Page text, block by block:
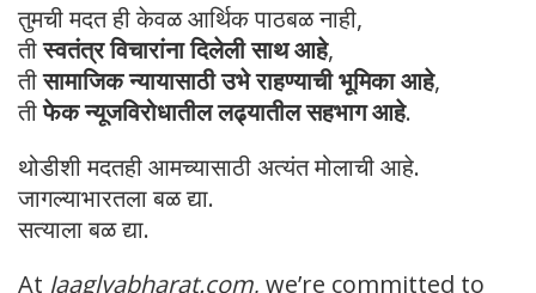
तुमची मदत ही केवळ आर्थिक पाठबळ नाही,
तीस्वतंत्र विचारांना दिलेली साथ आहे,
तीसामाजिक न्यायासाठी उभे राहण्याची भूमिका आहे,
तीफेक न्यूजविरोधातील लढ्यातील सहभाग आहे.
थोडीशी मदतही आमच्यासाठी अत्यंत मोलाची आहे.
जागल्याभारतला बळ द्या.
सत्याला बळ द्या.
At Jaaglyabharat.com, we’re committed to